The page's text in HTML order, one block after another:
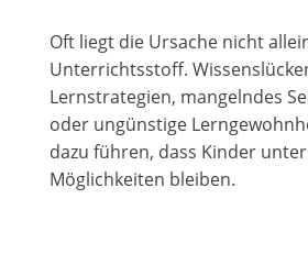
Oft liegt die Ursache nicht
Unterrichtsstoff.
Lernstrategien, mangelndes
oder ungünstige
dazu führen, dass Kinder
Möglichkeiten bleiben.